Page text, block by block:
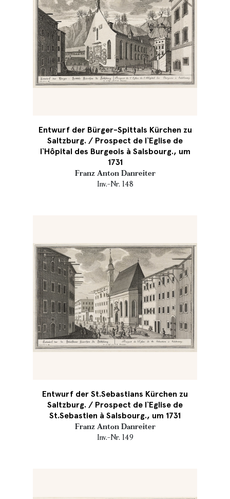
Entwurf der Bürger-Spittals Kürchen zu
Saltzburg. / Prospect de l`Eglise de
l`Hôpital des Burgeois à Salsbourg., um
1731
Franz Anton Danreiter
Inv.-Nr. 148
Entwurf der St.Sebastians Kürchen zu
Saltzburg. / Prospect de l`Eglise de
St.Sebastien à Salsbourg., um 1731
Franz Anton Danreiter
Inv.-Nr. 149